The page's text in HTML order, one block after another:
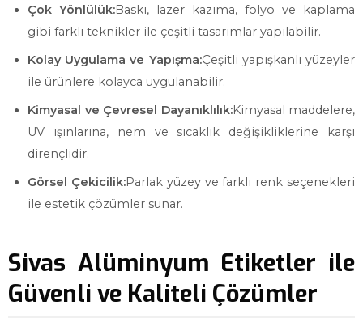
Çok Yönlülük:Baskı, lazer kazıma, folyo ve kaplama
gibi farklı teknikler ile çeşitli tasarımlar yapılabilir.
Kolay Uygulama ve Yapışma:Çeşitli yapışkanlı yüzeyler
ile ürünlere kolayca uygulanabilir.
Kimyasal ve Çevresel Dayanıklılık:Kimyasal maddelere,
UV ışınlarına, nem ve sıcaklık değişikliklerine karşı
dirençlidir.
Görsel Çekicilik:Parlak yüzey ve farklı renk seçenekleri
ile estetik çözümler sunar.
Sivas Alüminyum Etiketler ile
Güvenli ve Kaliteli Çözümler